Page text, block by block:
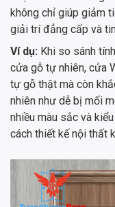
không chỉ giúp giảm
giải trí đẳng cấp và
Ví dụ: Khi so sánh
cửa gỗ tự nhiên, cửa
tự gỗ thật mà còn
nhiên như dễ bị mối
nhiều màu sắc và
cách thiết kế nội thất